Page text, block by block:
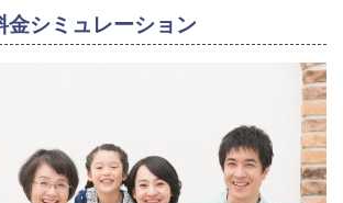
金シミュレーション